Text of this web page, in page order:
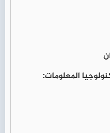
المعلومات: